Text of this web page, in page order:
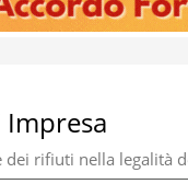
dei rifiuti nella legalità